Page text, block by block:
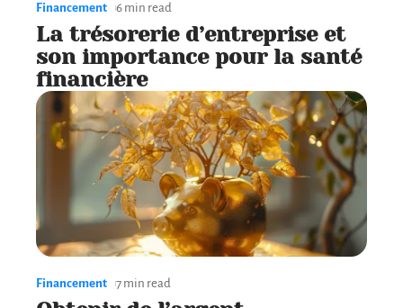
Financement 6 min read
La trésorerie d’entreprise et
son importance pour la santé
financière
Financement 7 min read